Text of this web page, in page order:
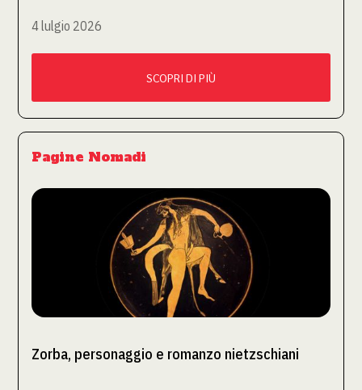
4 lulgio 2026
SCOPRI DI PIÙ
Pagine Nomadi
Zorba, personaggio e romanzo nietzschiani